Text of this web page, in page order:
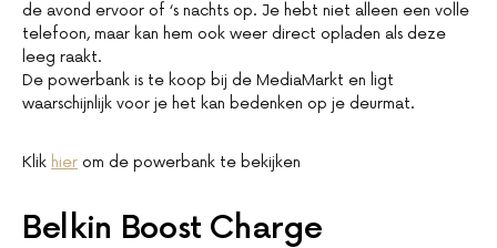
de avond ervoor of ‘s nachts op. Je hebt niet alleen een volle
telefoon, maar kan hem ook weer direct opladen als deze
leeg raakt.
De powerbank is te koop bij de MediaMarkt en ligt
waarschijnlijk voor je het kan bedenken op je deurmat.
Klik hier om de powerbank te bekijken
Belkin Boost Charge